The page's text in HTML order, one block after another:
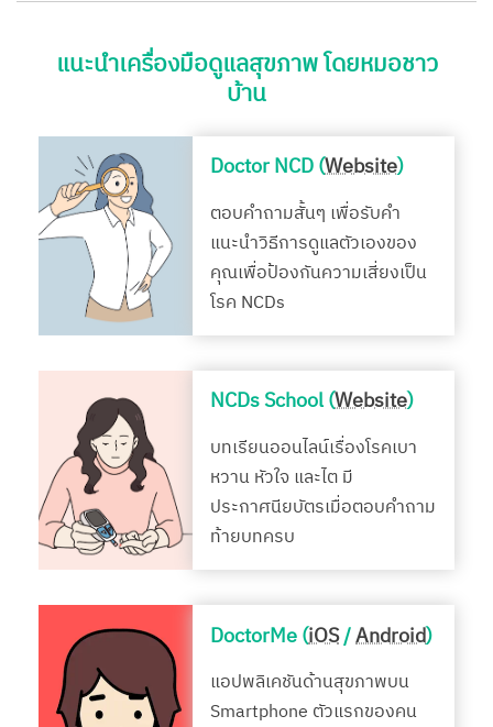
แนะนำเครื่องมือดูแลสุขภาพ โดยหมอชาว
บ้าน
Doctor NCD (Website)
ตอบคำถามสั้นๆ เพื่อรับคำ
แนะนำวิธีการดูแลตัวเองของ
คุณเพื่อป้องกันความเสี่ยงเป็น
โรค NCDs
NCDs School (Website)
บทเรียนออนไลน์เรื่องโรคเบา
หวาน หัวใจ และไต มี
ประกาศนียบัตรเมื่อตอบคำถาม
ท้ายบทครบ
DoctorMe (iOS/Android)
แอปพลิเคชันด้านสุขภาพบน
Smartphone ตัวแรกของคน